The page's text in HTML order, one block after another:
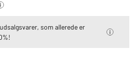
som allerede er